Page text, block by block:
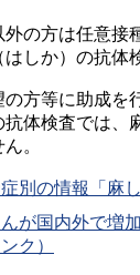
の方は任意接
はしか）の抗体
方等に助成を
抗体検査では、
。
別の情報「麻
が国内外で増
ク）